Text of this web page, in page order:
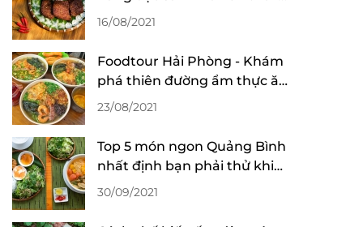
mê
16/08/2021
Foodtour Hải Phòng - Khám
phá thiên đường ẩm thực ăn
hoài không chán
23/08/2021
Top 5 món ngon Quảng Bình
nhất định bạn phải thử khi
đến du lịch
30/09/2021